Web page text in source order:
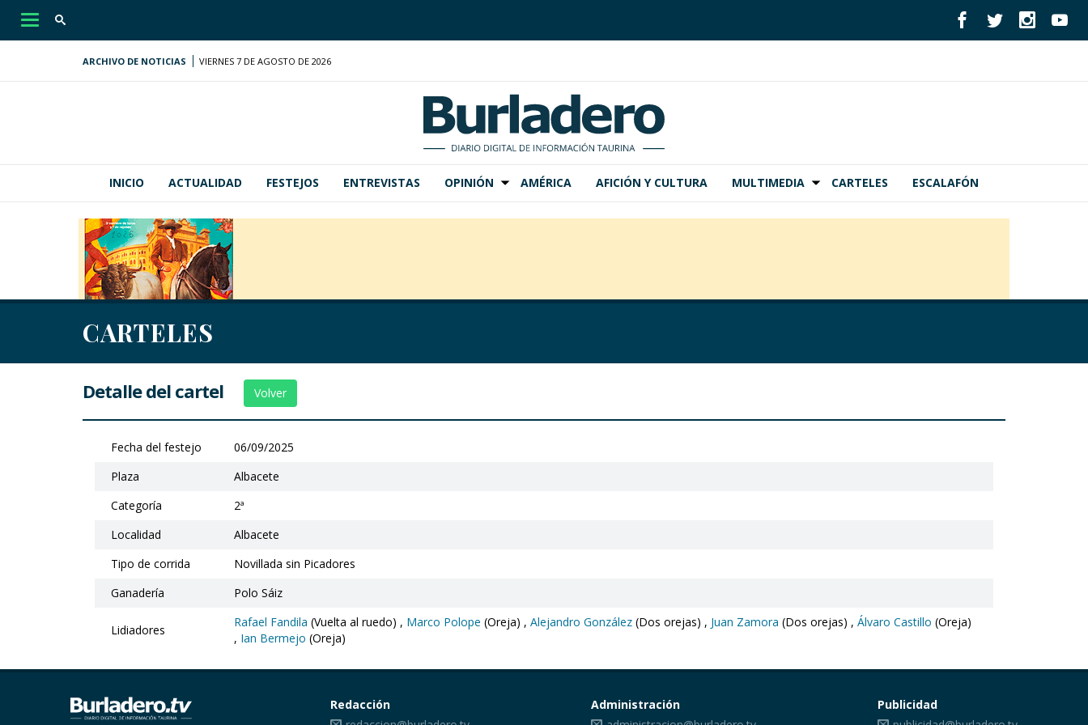
Desplegar
ARCHIVO DE NOTICIAS VIERNES 7 DE AGOSTO DE 2026
INICIO ACTUALIDAD FESTEJOS ENTREVISTAS OPINIÓN AMÉRICA AFICIÓN Y CULTURA MULTIMEDIA CARTELES ESCALAFÓN
CARTELES
Detalle del cartel Volver
Fecha del festejo
06/09/2025
Plaza
Albacete
Categoría
2ª
Localidad
Albacete
Tipo de corrida
Novillada sin Picadores
Ganadería
Polo Sáiz
Lidiadores
Rafael Fandila (Vuelta al ruedo) , Marco Polope (Oreja) , Alejandro González (Dos orejas) , Juan Zamora (Dos orejas) , Álvaro Castillo (Oreja)
, Ian Bermejo (Oreja)
Redacción
Administración
Publicidad